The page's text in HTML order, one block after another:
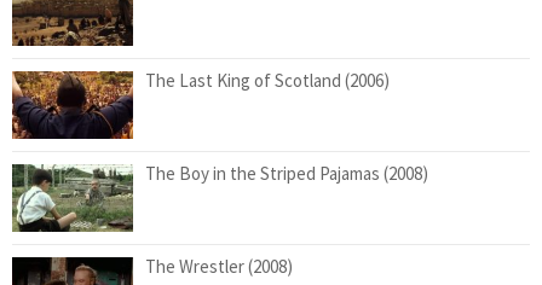
The Last King of Scotland (2006)
The Boy in the Striped Pajamas (2008)
The Wrestler (2008)